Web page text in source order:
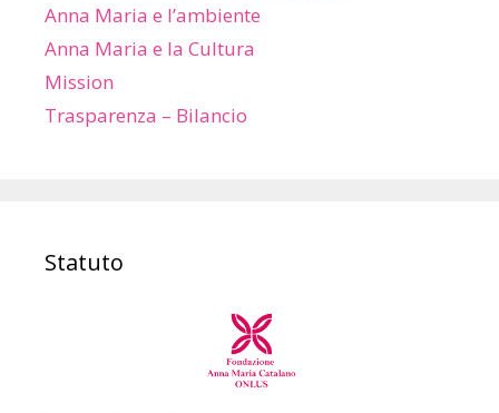
Anna Maria e l’ambiente
Anna Maria e la Cultura
Mission
Trasparenza – Bilancio
Statuto